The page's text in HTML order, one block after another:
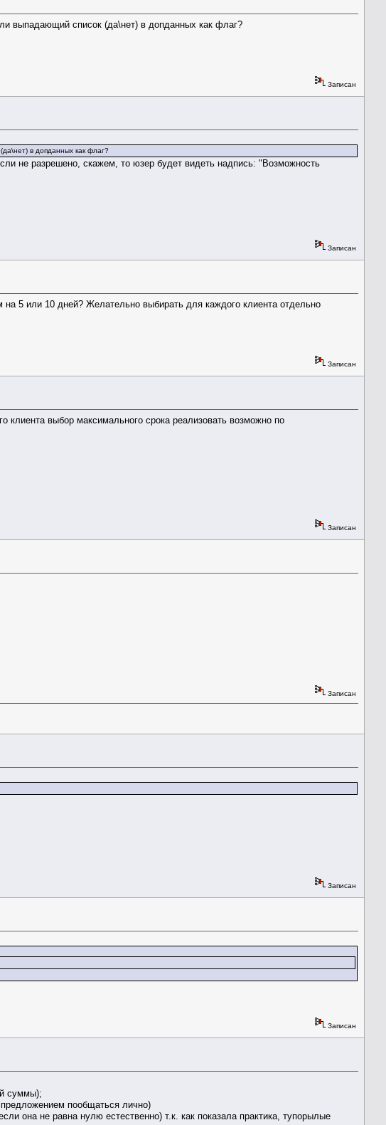
выпадающий список (да\нет) в допданных как флаг?
Записан
в допданных как флаг?
не разрешено, скажем, то юзер будет видеть надпись: "Возможность
Записан
5 или 10 дней? Желательно выбирать для каждого клиента отдельно
Записан
выбор максимального срока реализовать возможно по
Записан
Записан
Записан
Записан
суммы);
пообщаться лично)
она не равна нулю естественно) т.к. как показала практика, тупорылые